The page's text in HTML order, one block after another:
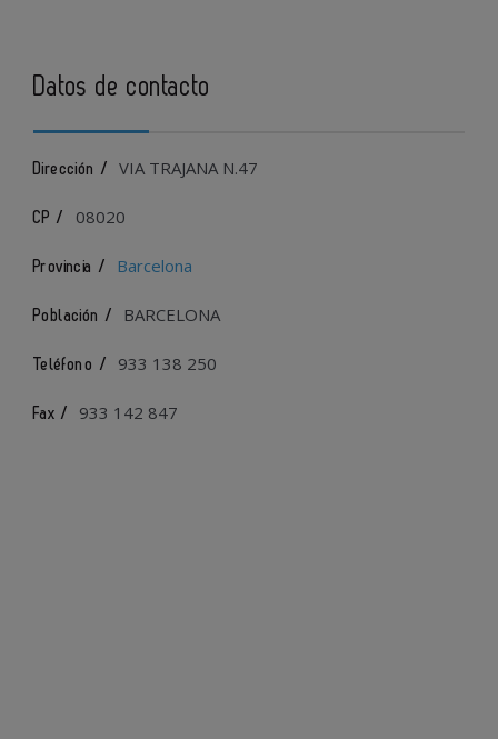
Datos de contacto
Dirección / VIA TRAJANA N.47
CP / 08020
Provincia / Barcelona
Población / BARCELONA
Teléfono / 933 138 250
Fax / 933 142 847